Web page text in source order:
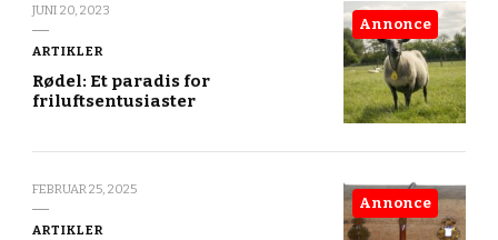
JUNI 20, 2023
ARTIKLER
Rødel: Et paradis for
friluftsentusiaster
Annonce
FEBRUAR 25, 2025
ARTIKLER
Annonce